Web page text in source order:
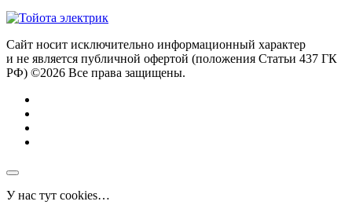
Сайт носит исключительно информационный характер
и не является публичной офертой (положения Статьи 437 ГК
РФ) ©2026 Все права защищены.
У нас тут cookies…